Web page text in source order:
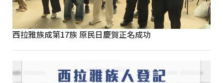
西拉雅族成第17族 原民日慶賀正名成功